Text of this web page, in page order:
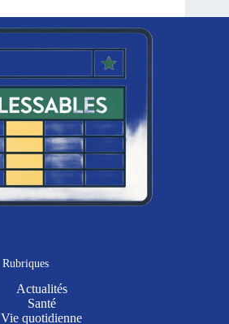
Rubriques
Actualités
Santé
Vie quotidienne